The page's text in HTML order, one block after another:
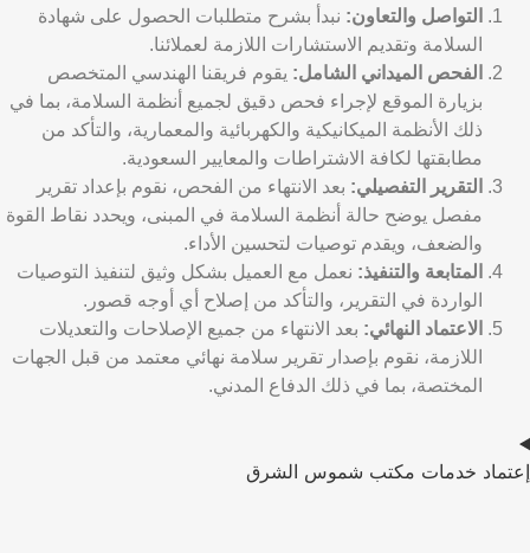
التواصل والتعاون: نبدأ بشرح متطلبات الحصول على شهادة
السلامة وتقديم الاستشارات اللازمة لعملائنا.
الفحص الميداني الشامل: يقوم فريقنا الهندسي المتخصص
بزيارة الموقع لإجراء فحص دقيق لجميع أنظمة السلامة، بما في
ذلك الأنظمة الميكانيكية والكهربائية والمعمارية، والتأكد من
مطابقتها لكافة الاشتراطات والمعايير السعودية.
التقرير التفصيلي: بعد الانتهاء من الفحص، نقوم بإعداد تقرير
مفصل يوضح حالة أنظمة السلامة في المبنى، ويحدد نقاط القوة
والضعف، ويقدم توصيات لتحسين الأداء.
المتابعة والتنفيذ: نعمل مع العميل بشكل وثيق لتنفيذ التوصيات
الواردة في التقرير، والتأكد من إصلاح أي أوجه قصور.
الاعتماد النهائي: بعد الانتهاء من جميع الإصلاحات والتعديلات
اللازمة، نقوم بإصدار تقرير سلامة نهائي معتمد من قبل الجهات
المختصة، بما في ذلك الدفاع المدني.
إعتماد خدمات مكتب شموس الشرق